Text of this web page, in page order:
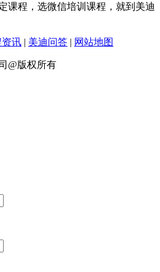
课程，选微信培训课程，就到美迪
讯 | 美迪问答 | 网站地图
@版权所有